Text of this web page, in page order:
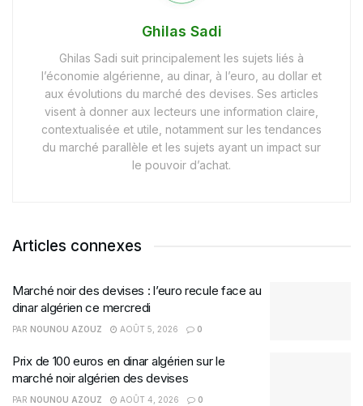
Ghilas Sadi
Ghilas Sadi suit principalement les sujets liés à
l’économie algérienne, au dinar, à l’euro, au dollar et
aux évolutions du marché des devises. Ses articles
visent à donner aux lecteurs une information claire,
contextualisée et utile, notamment sur les tendances
du marché parallèle et les sujets ayant un impact sur
le pouvoir d’achat.
Articles connexes
Marché noir des devises : l’euro recule face au
dinar algérien ce mercredi
PAR NOUNOU AZOUZ AOÛT 5, 2026 0
Prix de 100 euros en dinar algérien sur le
marché noir algérien des devises
PAR NOUNOU AZOUZ AOÛT 4, 2026 0